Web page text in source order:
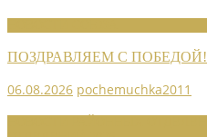
ПОЗДРАВЛЯЕМ С ПОБЕДОЙ!
06.08.2026 pochemuchka2011